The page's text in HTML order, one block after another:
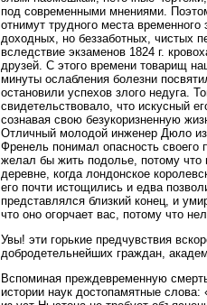
под современными мнениями.
отнимут трудного места
доходных, но беззаботных, чистых
вследствие экзаменов 1824 г.
друзей. С этого времени товарищ
минуты ослабления болезни
остановили успехов злого недуга.
свидетельствовало, что искусный
сознавая свою безукоризненную
Отличный молодой инженер Дюло
Френель понимал опасность своего
желал бы жить подолье, потому
деревне, когда лондонское
его почти истощились и едва
представлялся близкий конец, и
что оно огорчает вас, потому что
Увы! эти горькие предчувствия
добродетельнейших граждан,
Вспоминая преждевременную
истории наук достопамятные